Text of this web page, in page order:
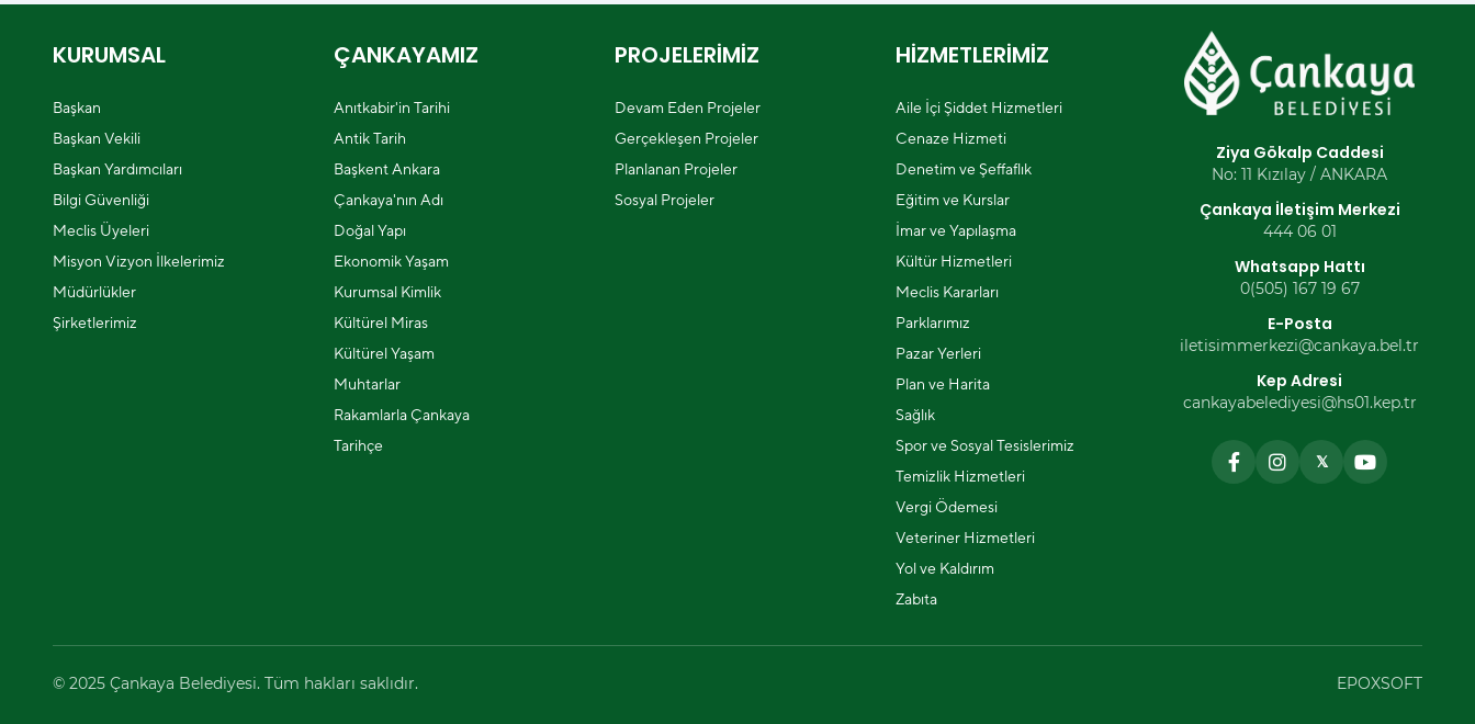
KURUMSAL
Başkan
Başkan Vekili
Başkan Yardımcıları
Bilgi Güvenliği
Meclis Üyeleri
Misyon Vizyon İlkelerimiz
Müdürlükler
Şirketlerimiz
ÇANKAYAMIZ
Anıtkabir'in Tarihi
Antik Tarih
Başkent Ankara
Çankaya'nın Adı
Doğal Yapı
Ekonomik Yaşam
Kurumsal Kimlik
Kültürel Miras
Kültürel Yaşam
Muhtarlar
Rakamlarla Çankaya
Tarihçe
PROJELERİMİZ
Devam Eden Projeler
Gerçekleşen Projeler
Planlanan Projeler
Sosyal Projeler
HİZMETLERİMİZ
Aile İçi Şiddet Hizmetleri
Cenaze Hizmeti
Denetim ve Şeffaflık
Eğitim ve Kurslar
İmar ve Yapılaşma
Kültür Hizmetleri
Meclis Kararları
Parklarımız
Pazar Yerleri
Plan ve Harita
Sağlık
Spor ve Sosyal Tesislerimiz
Temizlik Hizmetleri
Vergi Ödemesi
Veteriner Hizmetleri
Yol ve Kaldırım
Zabıta
Ziya Gökalp Caddesi
No: 11 Kızılay / ANKARA
Çankaya İletişim Merkezi
444 06 01
Whatsapp Hattı
0(505) 167 19 67
E-Posta
iletisimmerkezi@cankaya.bel.tr
Kep Adresi
cankayabelediyesi@hs01.kep.tr
𝕏
© 2025 Çankaya Belediyesi. Tüm hakları saklıdır. EPOXSOFT